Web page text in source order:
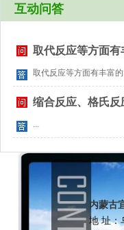
互动问答
取代反应等方面有
取代反应等方面有丰富
缩合反应、格氏反
...
内蒙古
地 址：